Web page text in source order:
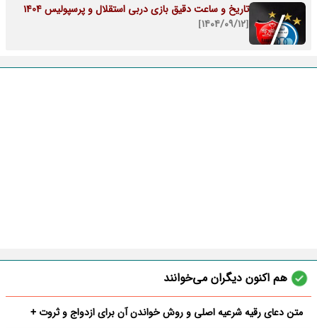
تاریخ و ساعت دقیق بازی دربی استقلال و پرسپولیس 1404
[۱۴۰۴/۰۹/۱۲]
هم اکنون دیگران می‌خوانند
متن دعای رقیه شرعیه اصلی و روش خواندن آن برای ازدواج و ثروت +